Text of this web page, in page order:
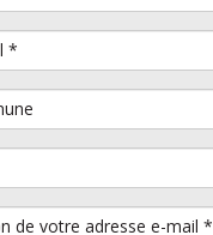
*
de votre adresse e-mail*